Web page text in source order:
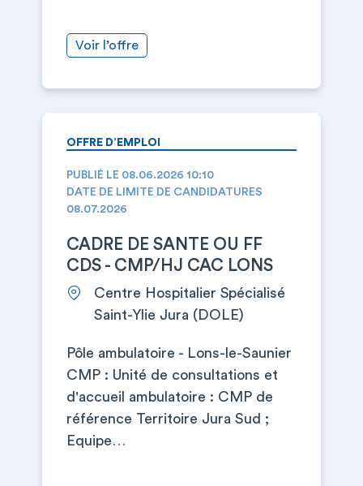
Voir l’offre
OFFRE D’EMPLOI
PUBLIÉ LE 08.06.2026 10:10
DATE DE LIMITE DE CANDIDATURES
08.07.2026
CADRE DE SANTE OU FF
CDS - CMP/HJ CAC LONS
Centre Hospitalier Spécialisé
Saint-Ylie Jura (DOLE)
Pôle ambulatoire - Lons-le-Saunier
CMP : Unité de consultations et
d'accueil ambulatoire : CMP de
référence Territoire Jura Sud ;
Equipe…